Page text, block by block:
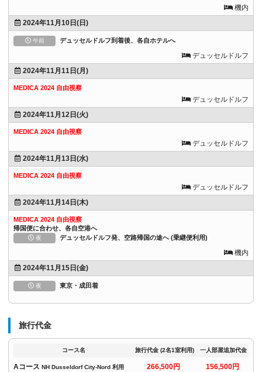
機内
2024年11月10日(日)
午前 デュッセルドルフ到着後、各自ホテルへ
デュッセルドルフ
2024年11月11日(月)
MEDICA 2024 自由視察
デュッセルドルフ
2024年11月12日(火)
MEDICA 2024 自由視察
デュッセルドルフ
2024年11月13日(水)
MEDICA 2024 自由視察
デュッセルドルフ
2024年11月14日(木)
MEDICA 2024 自由視察
帰国便に合わせ、各自空港へ
夜 デュッセルドルフ発、空路帰国の途へ (乗継便利用)
機内
2024年11月15日(金)
夜 東京・成田着
旅行代金
コース名 旅行代金 (2名1室利用) 一人部屋追加代金
Aコース NH Dusseldorf City-Nord 利用 266,500円 156,500円